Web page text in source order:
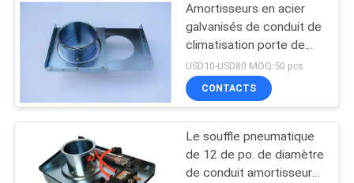
Amortisseurs en acier
galvanisés de conduit de
climatisation porte de
souffle de collecteur de
poussière de 4 pouces
USD10-USD80 MOQ:50 pcs
CONTACTS
Le souffle pneumatique
de 12 de po. de diamètre
de conduit amortisseurs